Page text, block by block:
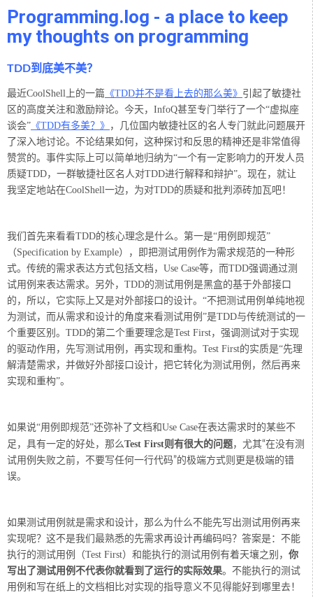
Programming.log - a place to keep
my thoughts on programming
TDD到底美不美？
最近CoolShell上的一篇 《TDD并不是看上去的那么美》 引起了敏捷社
区的高度关注和激励辩论。今天，InfoQ甚至专门举行了一个“虚拟座
谈会” 《TDD有多美？》 ，几位国内敏捷社区的名人专门就此问题展开
了深入地讨论。不论结果如何，这种探讨和反思的精神还是非常值得
赞赏的。事件实际上可以简单地归纳为“一个有一定影响力的开发人员
质疑TDD，一群敏捷社区名人对TDD进行解释和辩护”。现在，就让
我坚定地站在CoolShell一边，为对TDD的质疑和批判添砖加瓦吧！
我们首先来看看TDD的核心理念是什么。第一是“用例即规范”
（Specification by Example），即把测试用例作为需求规范的一种形
式。传统的需求表达方式包括文档，Use Case等，而TDD强调通过测
试用例来表达需求。另外，TDD的测试用例是黑盒的基于外部接口
的，所以，它实际上又是对外部接口的设计。“不把测试用例单纯地视
为测试，而从需求和设计的角度来看测试用例”是TDD与传统测试的一
个重要区别。TDD的第二个重要理念是Test First，强调测试对于实现
的驱动作用，先写测试用例，再实现和重构。Test First的实质是“先理
解清楚需求，并做好外部接口设计，把它转化为测试用例，然后再来
实现和重构”。
如果说“用例即规范”还弥补了文档和Use Case在表达需求时的某些不
足，具有一定的好处，那么Test First则有很大的问题，尤其“在没有测
试用例失败之前，不要写任何一行代码”的极端方式则更是极端的错
误。
如果测试用例就是需求和设计，那么为什么不能先写出测试用例再来
实现呢？这不是我们最熟悉的先需求再设计再编码吗？答案是： 不能
执行的测试用例（Test First）和能执行的测试用例有着天壤之别， 你
写出了测试用例不代表你就看到了运行的实际效果。不能执行的测试
用例和写在纸上的文档相比对实现的指导意义不见得能好到哪里去！